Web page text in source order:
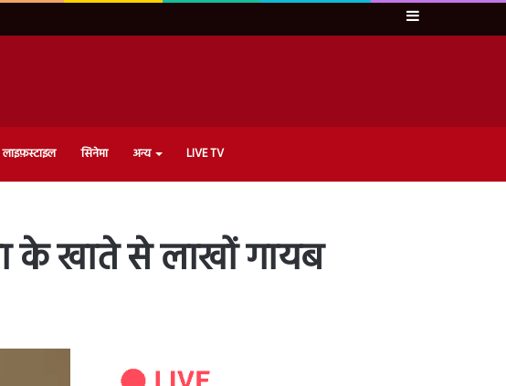
Sidebar
लाइफ़स्टाइल सिनेमा अन्य LIVE TV
के खाते से लाखों गायब